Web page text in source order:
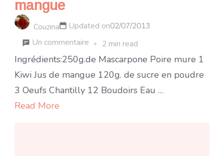
mangue
Couzina Updated on02/07/2013
Un commentaire sur
Tiramisu
à
la
2 min read
Ingrédients:250g.de Mascarpone Poire mure 1
Kiwi Jus de mangue 120g. de sucre en poudre
3 Oeufs Chantilly 12 Boudoirs Eau …
Read More